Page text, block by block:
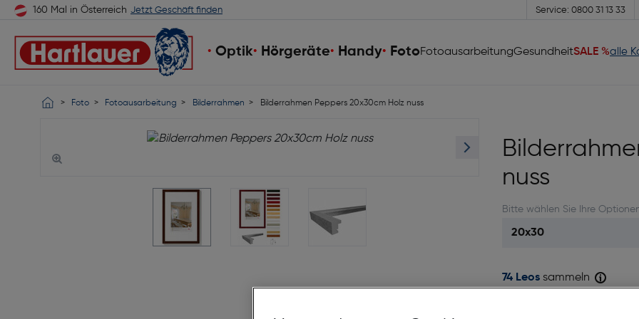
160 Mal in Österreich Jetzt Geschäft finden Service: 0800 31 13 33
Optik Hörgeräte Handy FotoFotoausarbeitungGesundheitSALE %alle
Foto Fotoausarbeitung Bilderrahmen Bilderrahmen Peppers 20x30cm Holz nuss
nuss
Bitte wählen Sie Ihre
74 Leos sammeln